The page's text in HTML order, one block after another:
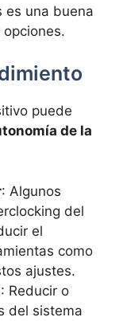
es una buena
puede
de la
: Algunos
del
el
como
ajustes.
: Reducir o
del sistema